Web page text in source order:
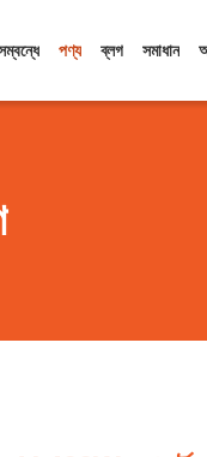
পণ্য ব্লগ সমাধান